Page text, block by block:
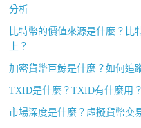
分析
比特幣的價值來源是什麼？比
上？
加密貨幣巨鯨是什麼？如何追
TXID是什麼？TXID有什麼用
市場深度是什麼？虛擬貨幣交